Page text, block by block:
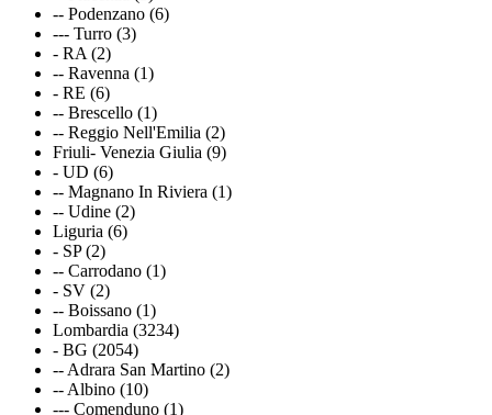
-- Podenzano (6)
--- Turro (3)
- RA (2)
-- Ravenna (1)
- RE (6)
-- Brescello (1)
-- Reggio Nell'Emilia (2)
Friuli- Venezia Giulia (9)
- UD (6)
-- Magnano In Riviera (1)
-- Udine (2)
Liguria (6)
- SP (2)
-- Carrodano (1)
- SV (2)
-- Boissano (1)
Lombardia (3234)
- BG (2054)
-- Adrara San Martino (2)
-- Albino (10)
--- Comenduno (1)